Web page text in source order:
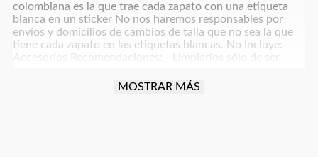
colombiana es la que trae cada zapato con una etiqueta
blanca en un sticker No nos haremos responsables por
envíos y domicilios de cambios de talla que no sea la que
tiene cada zapato en las etiquetas blancas. No Incluye: -
Accesorios Recomendaciones: - Limpiarlos sólo de ser
oscuro para colores café, azul oscuro, grises y negro y usar
MOSTRAR MÁS